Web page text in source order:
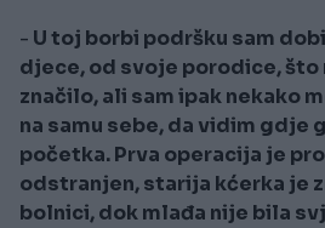
- U toj borbi podršku sam
djece, od svoje porodice, što
značilo, ali sam ipak nekako
na samu sebe, da vidim gdje
početka. Prva operacija je
odstranjen, starija kćerka je
bolnici, dok mlađa nije bila